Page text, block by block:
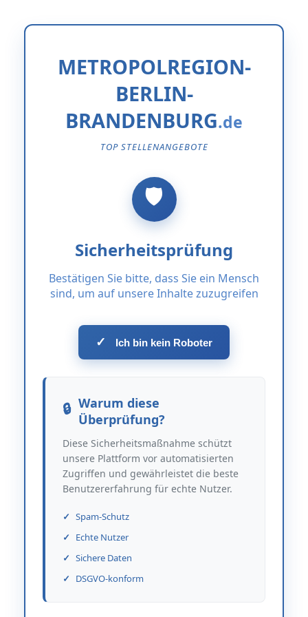
METROPOLREGION-
BERLIN-
BRANDENBURG
TOP STELLENANGEBOTE
Sicherheitsprüfung
Bestätigen Sie bitte, dass Sie ein Mensch
sind, um auf unsere Inhalte zuzugreifen
✓ Ich bin kein Roboter
Warum diese
Überprüfung?
Diese Sicherheitsmaßnahme schützt
unsere Plattform vor automatisierten
Zugriffen und gewährleistet die beste
Benutzererfahrung für echte Nutzer.
Spam-Schutz
Echte Nutzer
Sichere Daten
DSGVO-konform